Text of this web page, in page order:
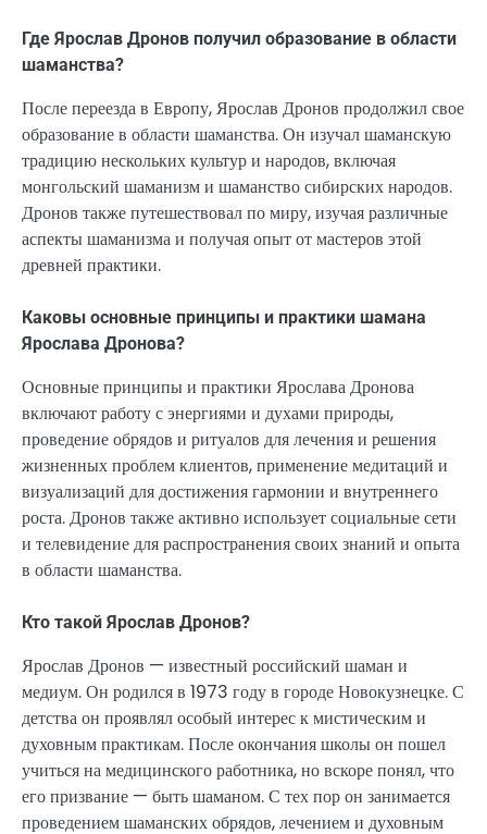
Где Ярослав Дронов получил образование в области
шаманства?
После переезда в Европу, Ярослав Дронов продолжил свое
образование в области шаманства. Он изучал шаманскую
традицию нескольких культур и народов, включая
монгольский шаманизм и шаманство сибирских народов.
Дронов также путешествовал по миру, изучая различные
аспекты шаманизма и получая опыт от мастеров этой
древней практики.
Каковы основные принципы и практики шамана
Ярослава Дронова?
Основные принципы и практики Ярослава Дронова
включают работу с энергиями и духами природы,
проведение обрядов и ритуалов для лечения и решения
жизненных проблем клиентов, применение медитаций и
визуализаций для достижения гармонии и внутреннего
роста. Дронов также активно использует социальные сети
и телевидение для распространения своих знаний и опыта
в области шаманства.
Кто такой Ярослав Дронов?
Ярослав Дронов — известный российский шаман и
медиум. Он родился в 1973 году в городе Новокузнецке. С
детства он проявлял особый интерес к мистическим и
духовным практикам. После окончания школы он пошел
учиться на медицинского работника, но вскоре понял, что
его призвание — быть шаманом. С тех пор он занимается
проведением шаманских обрядов, лечением и духовным